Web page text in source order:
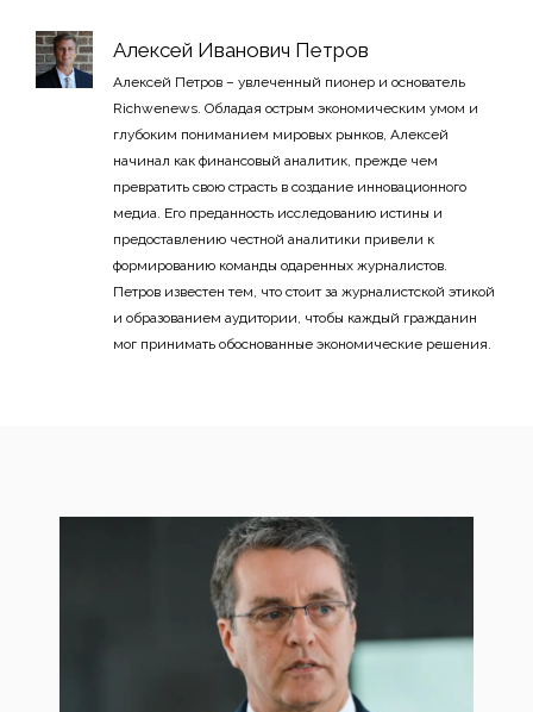
Алексей Иванович Петров
Алексей Петров – увлеченный пионер и основатель
Richwenews. Обладая острым экономическим умом и
глубоким пониманием мировых рынков, Алексей
начинал как финансовый аналитик, прежде чем
превратить свою страсть в создание инновационного
медиа. Его преданность исследованию истины и
предоставлению честной аналитики привели к
формированию команды одаренных журналистов.
Петров известен тем, что стоит за журналистской этикой
и образованием аудитории, чтобы каждый гражданин
мог принимать обоснованные экономические решения.